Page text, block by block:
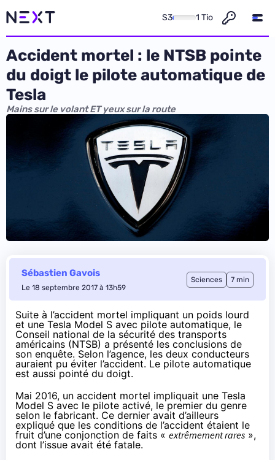
S3 1 Tio
Accident mortel : le NTSB pointe
du doigt le pilote automatique de
Tesla
Mains sur le volant ET yeux sur la route
Sébastien Gavois
Le 18 septembre 2017 à 13h59
Sciences 7 min
Suite à l’accident mortel impliquant un poids lourd
et une Tesla Model S avec pilote automatique, le
Conseil national de la sécurité des transports
américains (NTSB) a présenté les conclusions de
son enquête. Selon l’agence, les deux conducteurs
auraient pu éviter l’accident. Le pilote automatique
est aussi pointé du doigt.
Mai 2016, un accident mortel impliquait une Tesla
Model S avec le pilote activé, le premier du genre
selon le fabricant. Ce dernier avait d’ailleurs
expliqué que les conditions de l’accident étaient le
fruit d’une conjonction de faits « extrêmementrares »,
dont l’issue avait été fatale.